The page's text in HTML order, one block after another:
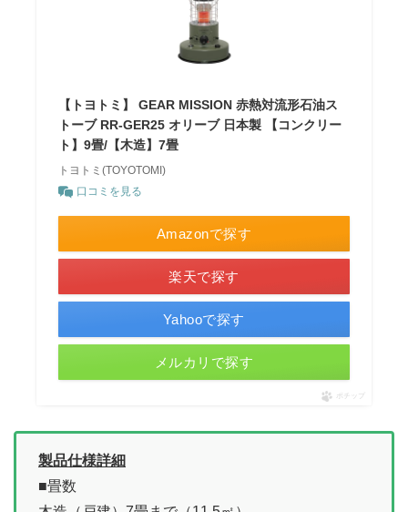
【トヨトミ】 GEAR MISSION 赤熱対流形石油ス
トーブ RR-GER25 オリーブ 日本製 【コンクリー
ト】9畳/【木造】7畳
トヨトミ(TOYOTOMI)
口コミを見る
Amazonで探す
楽天で探す
Yahooで探す
メルカリで探す
ポチップ
製品仕様詳細
■畳数